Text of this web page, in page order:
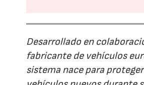
Desarrollado en
fabricante de vehículos
sistema nace para